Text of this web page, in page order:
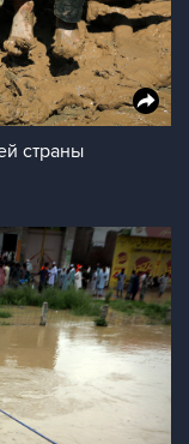
страны